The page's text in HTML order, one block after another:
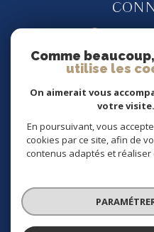
© 2026 | Tous droits
Comme
utilise les
On aimerait vous
votre visite.
En poursuivant, vous
cookies par ce site, afin de
contenus adaptés et réaliser